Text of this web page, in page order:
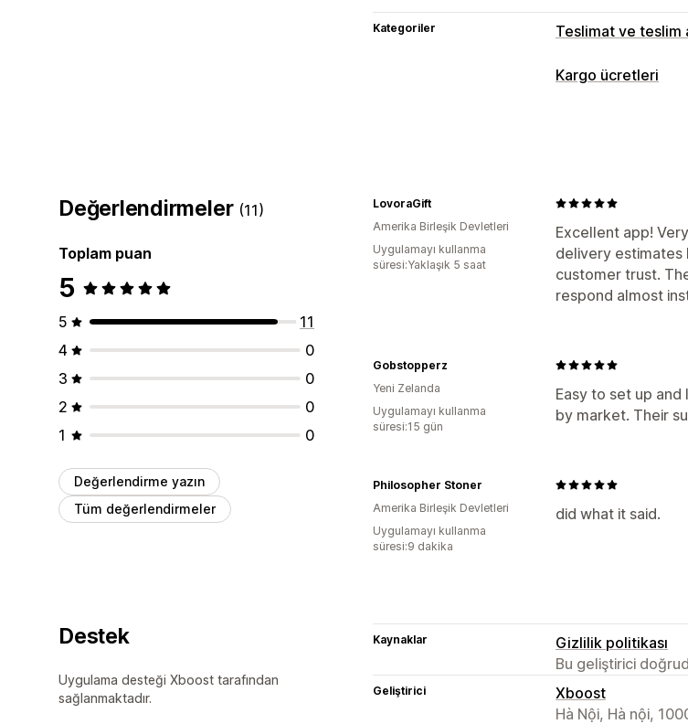
Kategoriler Teslimat ve teslim
Teslimat seçenekleri
Kargo ücretleri
Değerlendirmeler (11)
Toplam puan
5
5
11
4
0
3
0
2
0
1
0
Değerlendirme yazın
Tüm değerlendirmeler
Excellent app!
delivery estimates
customer trust.
respond almost
LovoraGift
Amerika Birleşik Devletleri
Uygulamayı kullanma
süresi:Yaklaşık 5 saat
Easy to set up
by market. Their
Gobstopperz
Yeni Zelanda
Uygulamayı kullanma
süresi:15 gün
did what it said.
Philosopher Stoner
Amerika Birleşik Devletleri
Uygulamayı kullanma
süresi:9 dakika
Destek
Uygulama desteği Xboost tarafından
sağlanmaktadır.
Kaynaklar
Gizlilik politikası
Bu geliştirici
Geliştirici
Xboost
Hà Nội, Hà nội,